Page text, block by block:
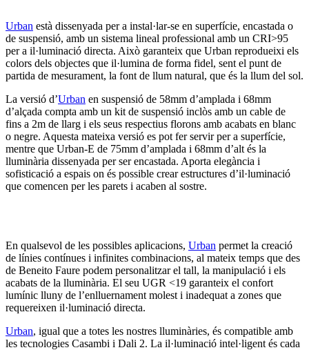
Urban està dissenyada per a instal·lar-se en superfície, encastada o
de suspensió, amb un sistema lineal professional amb un CRI>95
per a il·luminació directa. Això garanteix que Urban reprodueixi els
colors dels objectes que il·lumina de forma fidel, sent el punt de
partida de mesurament, la font de llum natural, que és la llum del sol.
La versió d’Urban en suspensió de 58mm d’amplada i 68mm
d’alçada compta amb un kit de suspensió inclòs amb un cable de
fins a 2m de llarg i els seus respectius florons amb acabats en blanc
o negre. Aquesta mateixa versió es pot fer servir per a superfície,
mentre que Urban-E de 75mm d’amplada i 68mm d’alt és la
lluminària dissenyada per ser encastada. Aporta elegància i
sofisticació a espais on és possible crear estructures d’il·luminació
que comencen per les parets i acaben al sostre.
En qualsevol de les possibles aplicacions, Urban permet la creació
de línies contínues i infinites combinacions, al mateix temps que des
de Beneito Faure podem personalitzar el tall, la manipulació i els
acabats de la lluminària. El seu UGR <19 garanteix el confort
lumínic lluny de l’enlluernament molest i inadequat a zones que
requereixen il·luminació directa.
Urban, igual que a totes les nostres lluminàries, és compatible amb
les tecnologies Casambi i Dali 2. La il·luminació intel·ligent és cada